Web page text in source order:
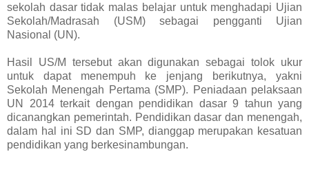
sekolah dasar tidak malas belajar untuk menghadapi Ujian
Sekolah/Madrasah (USM) sebagai pengganti Ujian
Nasional (UN).
Hasil US/M tersebut akan digunakan sebagai tolok ukur
untuk dapat menempuh ke jenjang berikutnya, yakni
Sekolah Menengah Pertama (SMP). Peniadaan pelaksaan
UN 2014 terkait dengan pendidikan dasar 9 tahun yang
dicanangkan pemerintah. Pendidikan dasar dan menengah,
dalam hal ini SD dan SMP, dianggap merupakan kesatuan
pendidikan yang berkesinambungan.